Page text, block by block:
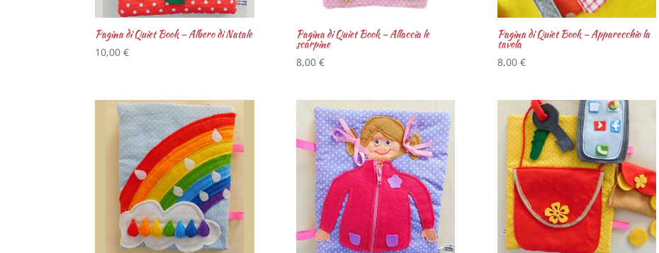
Pagina di Quiet Book – Albero di Natale
10,00€
Pagina di Quiet Book – Allaccia le
scarpine
8,00 €
Pagina di Quiet Book – Apparecchio la
tavola
8,00 €